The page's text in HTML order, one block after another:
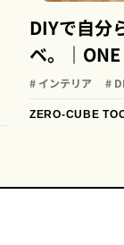
DIYで自分
ベ。｜
# インテリア #
ZERO-CUBE